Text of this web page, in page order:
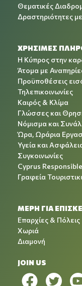
Θεματικές
Δραστηριότητες
ΧΡΉΣΙΜΕΣ
Η Κύπρος στην
Άτομα με
Προϋποθέσεις
Τηλεπικοινωνίες
Καιρός & Κλίμα
Γλώσσες και
Νόμισμα και
Ώρα, Ωράρια
Υγεία και
Συγκοινωνίες
Cyprus
Γραφεία
ΜΕΡΗ ΓΙΑ
Επαρχίες & Πόλεις
Χωριά
Διαμονή
JOIN US